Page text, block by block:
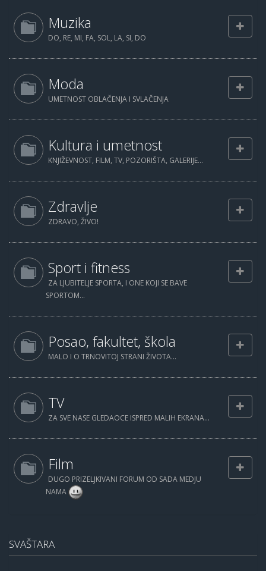
Muzika
DO, RE, MI, FA, SOL, LA, SI, DO
Moda
UMETNOST OBLAČENJA I SVLAČENJA
Kultura i umetnost
KNJIŽEVNOST, FILM, TV, POZORIŠTA, GALERIJE...
Zdravlje
ZDRAVO, ŽIVO!
Sport i fitness
ZA LJUBITELJE SPORTA, I ONE KOJI SE BAVE
SPORTOM...
Posao, fakultet, škola
MALO I O TRNOVITOJ STRANI ŽIVOTA...
TV
ZA SVE NASE GLEDAOCE ISPRED MALIH EKRANA...
Film
DUGO PRIZELJKIVANI FORUM OD SADA MEDJU
NAMA
SVAŠTARA